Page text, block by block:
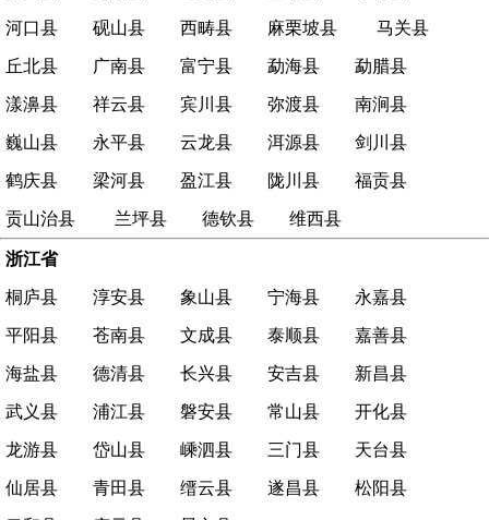
河口县 砚山县 西畴县 麻栗坡县 马关县
丘北县 广南县 富宁县 勐海县 勐腊县
漾濞县 祥云县 宾川县 弥渡县 南涧县
巍山县 永平县 云龙县 洱源县 剑川县
鹤庆县 梁河县 盈江县 陇川县 福贡县
贡山治县 兰坪县 德钦县 维西县
浙江省
桐庐县 淳安县 象山县 宁海县 永嘉县
平阳县 苍南县 文成县 泰顺县 嘉善县
海盐县 德清县 长兴县 安吉县 新昌县
武义县 浦江县 磐安县 常山县 开化县
龙游县 岱山县 嵊泗县 三门县 天台县
仙居县 青田县 缙云县 遂昌县 松阳县